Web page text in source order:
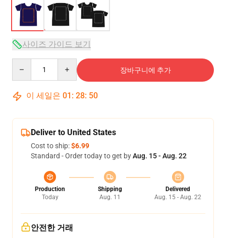
사이즈 가이드 보기
장바구니에 추가
이 세일은 01 : 28: 50
Deliver to United States
Cost to ship:$6.99
Standard - Order today to get byAug. 15 - Aug. 22
Production
Today
Shipping
Aug. 11
Delivered
Aug. 15 - Aug. 22
안전한 거래